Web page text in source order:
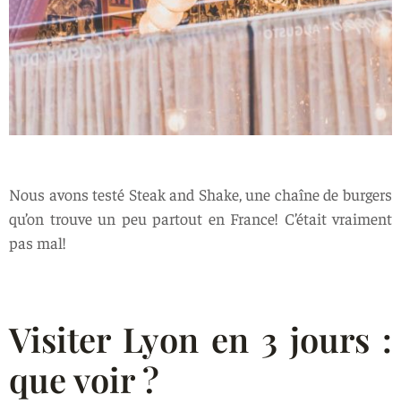
Nous avons testé Steak and Shake, une chaîne de burgers
qu’on trouve un peu partout en France! C’était vraiment
pas mal!
Visiter Lyon en 3 jours :
que voir ?